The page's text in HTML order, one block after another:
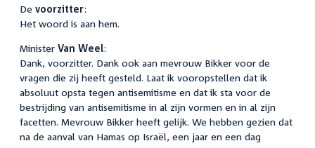
De voorzitter:
Het woord is aan hem.
Minister Van Weel:
Dank, voorzitter. Dank ook aan mevrouw Bikker voor de
vragen die zij heeft gesteld. Laat ik vooropstellen dat ik
absoluut opsta tegen antisemitisme en dat ik sta voor de
bestrijding van antisemitisme in al zijn vormen en in al zijn
facetten. Mevrouw Bikker heeft gelijk. We hebben gezien dat
na de aanval van Hamas op Israël, een jaar en een dag